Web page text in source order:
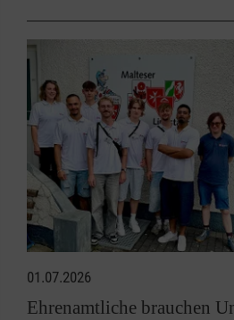
01.07.2026
Ehrenamtliche brauchen